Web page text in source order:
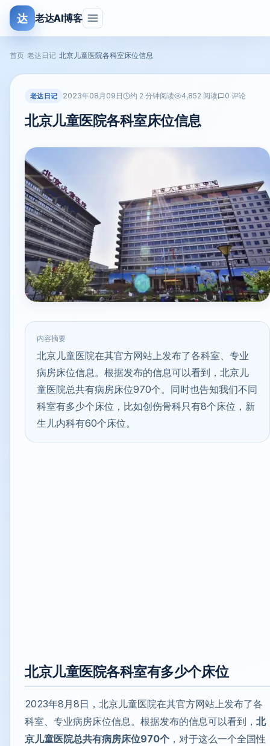
达 老达AI博客
首页 老达日记 北京儿童医院各科室床位信息
老达日记 2023年08月09日 约 2 分钟阅读 4,852 阅读 0 评论
北京儿童医院各科室床位信息
内容摘要
北京儿童医院在其官方网站上发布了各科室、专业
病房床位信息。根据发布的信息可以看到，北京儿
童医院总共有病房床位970个。同时也告知我们不同
科室有多少个床位，比如创伤骨科只有8个床位，新
生儿内科有60个床位。
北京儿童医院各科室有多少个床位
2023年8月8日，北京儿童医院在其官方网站上发布了各
科室、专业病房床位信息。根据发布的信息可以看到， 北
京儿童医院总共有病房床位970个 ，对于这么一个全国性